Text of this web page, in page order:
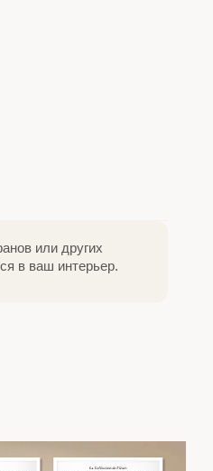
или других
в ваш интерьер.